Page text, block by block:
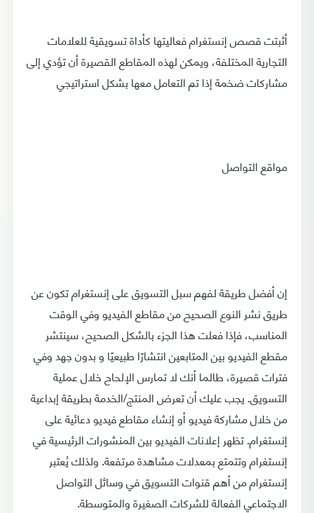
أثبتت قصص إنستغرام فعاليتها كأداة تسويقية للعلامات
التجارية المختلفة، ويمكن لهذه المقاطع القصيرة أن تؤدي إلى
مشاركات ضخمة إذا تم التعامل معها بشكل استراتيجي
مواقع التواصل
إن أفضل طريقة لفهم سبل التسويق على إنستغرام تكون عن
طريق نشر النوع الصحيح من مقاطع الفيديو وفي الوقت
المناسب، فإذا فعلت هذا الجزء بالشكل الصحيح، سينتشر
مقطع الفيديو بين المتابعين انتشارًا طبيعيًا و بدون جهد وفي
فترات قصيرة، طالما أنك لا تمارس الإلحاح خلال عملية
التسويق. يجب عليك أن تعرض المنتج/الخدمة بطريقة إبداعية
من خلال مشاركة فيديو أو إنشاء مقاطع فيديو دعائية على
إنستغرام. تظهر إعلانات الفيديو بين المنشورات الرئيسية في
إنستغرام وتتمتع بمعدلات مشاهدة مرتفعة. ولذلك يُعتبر
إنستغرام من أهم قنوات التسويق في وسائل التواصل
الاجتماعي الفعالة للشركات الصغيرة والمتوسطة.